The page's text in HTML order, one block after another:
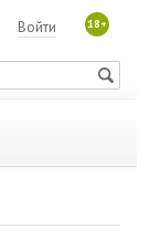
18+
Войти